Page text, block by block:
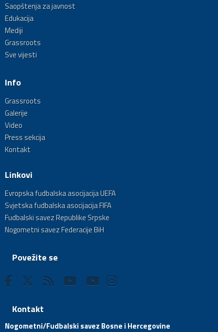
Saopštenja za javnost
Edukacija
Mediji
Grassroots
Sve vijesti
Info
Grassroots
Galerije
Video
Press sekcija
Kontakt
Linkovi
Evropska fudbalska asocijacija UEFA
Svjetska fudbalska asocijacija FIFA
Fudbalski savez Republike Srpske
Nogometni savez Federacije BiH
Povežite se
Kontakt
Nogometni/Fudbalski savez Bosne i Hercegovine